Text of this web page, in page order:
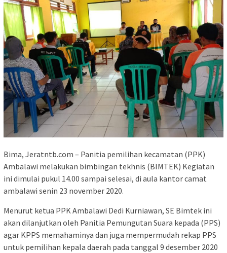
Bima, Jeratntb.com – Panitia pemilihan kecamatan (PPK)
Ambalawi melakukan bimbingan tekhnis (BIMTEK) Kegiatan
ini dimulai pukul 14.00 sampai selesai, di aula kantor camat
ambalawi senin 23 november 2020.
Menurut ketua PPK Ambalawi Dedi Kurniawan, SE Bimtek ini
akan dilanjutkan oleh Panitia Pemungutan Suara kepada (PPS)
agar KPPS memahaminya dan juga mempermudah rekap PPS
untuk pemilihan kepala daerah pada tanggal 9 desember 2020